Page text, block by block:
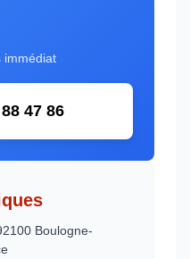
immédiat
47 86
Boulogne-